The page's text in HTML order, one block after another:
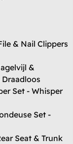
& Nail Clippers
&
Set - Whisper
Set -
Seat & Trunk